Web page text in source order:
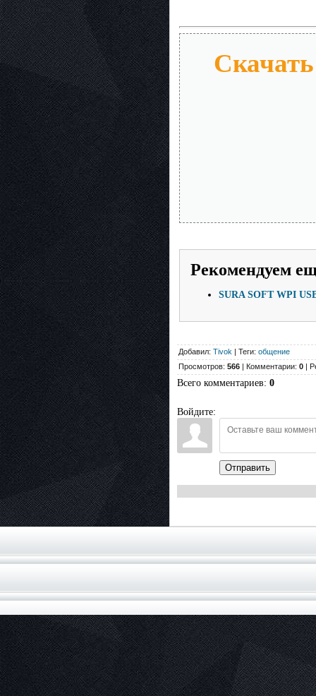
Рекомендуем
SURA SOFT WPI
Добавил: Tivok | Теги: общение
Просмотров: 566 | Комментарии: 0 |
Всего комментариев: 0
Войдите:
Отправить